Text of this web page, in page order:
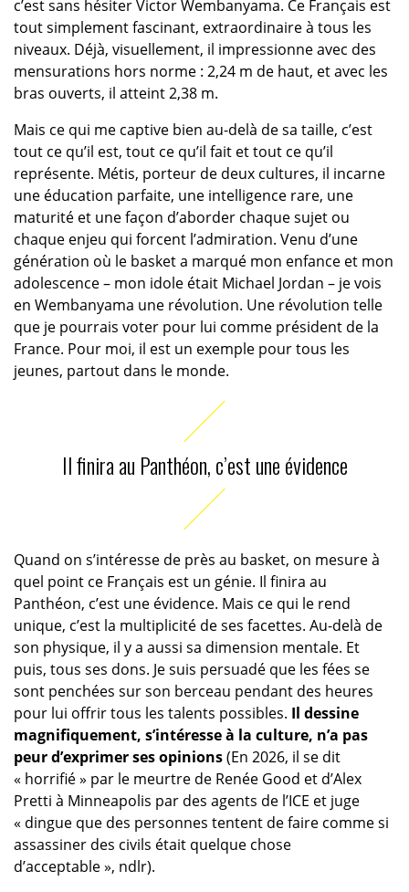
c’est sans hésiter Victor Wembanyama. Ce Français est
tout simplement fascinant, extraordinaire à tous les
niveaux. Déjà, visuellement, il impressionne avec des
mensurations hors norme : 2,24 m de haut, et avec les
bras ouverts, il atteint 2,38 m.
Mais ce qui me captive bien au-delà de sa taille, c’est
tout ce qu’il est, tout ce qu’il fait et tout ce qu’il
représente. Métis, porteur de deux cultures, il incarne
une éducation parfaite, une intelligence rare, une
maturité et une façon d’aborder chaque sujet ou
chaque enjeu qui forcent l’admiration. Venu d’une
génération où le basket a marqué mon enfance et mon
adolescence – mon idole était Michael Jordan – je vois
en Wembanyama une révolution. Une révolution telle
que je pourrais voter pour lui comme président de la
France. Pour moi, il est un exemple pour tous les
jeunes, partout dans le monde.
Il finira au Panthéon, c’est une évidence
Quand on s’intéresse de près au basket, on mesure à
quel point ce Français est un génie. Il finira au
Panthéon, c’est une évidence. Mais ce qui le rend
unique, c’est la multiplicité de ses facettes. Au-delà de
son physique, il y a aussi sa dimension mentale. Et
puis, tous ses dons. Je suis persuadé que les fées se
sont penchées sur son berceau pendant des heures
pour lui offrir tous les talents possibles. Il dessine
magnifiquement, s’intéresse à la culture, n’a pas
peur d’exprimer ses opinions(En 2026, il se dit
« horrifié » par le meurtre de Renée Good et d’Alex
Pretti à Minneapolis par des agents de l’ICE et juge
« dingue que des personnes tentent de faire comme si
assassiner des civils était quelque chose
d’acceptable », ndlr).